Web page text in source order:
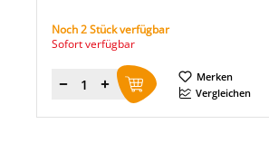
Noch 2 Stück verfügbar
Sofort verfügbar
Menge
Merken
Vergleichen